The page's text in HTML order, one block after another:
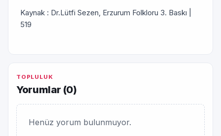
Kaynak : Dr.Lütfi Sezen, Erzurum Folkloru 3. Baskı |
519
TOPLULUK
Yorumlar (0)
Henüz yorum bulunmuyor.